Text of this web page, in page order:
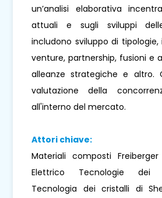
un’analisi elaborativa
attuali e sugli sviluppi
includono sviluppo di tipologie,
venture, partnership, fusioni e
alleanze strategiche e altro.
valutazione della
all'interno del mercato.
Attori chiave:
Materiali composti
Elettrico Tecnologie dei
Tecnologia dei cristalli di